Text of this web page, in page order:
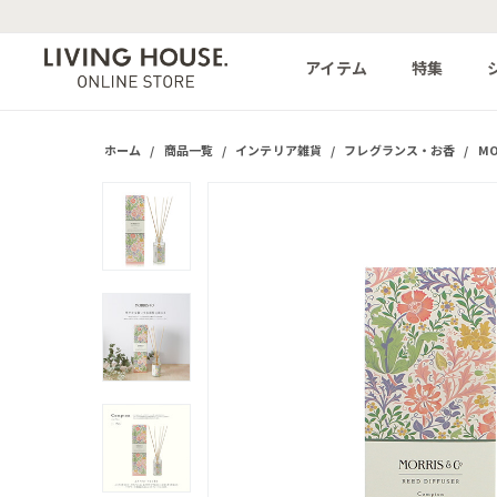
アイテム 特集
ホーム / 商品一覧 / インテリア雑貨 / フレグランス・お香 /